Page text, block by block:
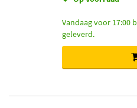
Vandaag voor 17:00
geleverd.